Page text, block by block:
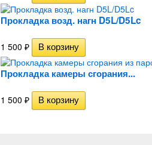
Прокладка возд. нагн D5L/D5Lc
1 500 ₽
Прокладка камеры сгорания...
1 500 ₽